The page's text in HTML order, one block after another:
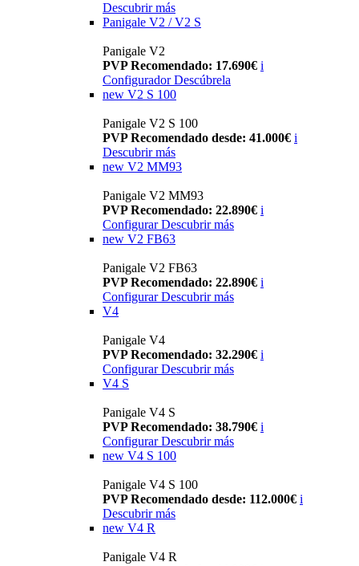
Descubrir más
Panigale V2 / V2 S
Panigale V2
PVP Recomendado: 17.690€ i
Configurador Descúbrela
new V2 S 100
Panigale V2 S 100
PVP Recomendado desde: 41.000€ i
Descubrir más
new V2 MM93
Panigale V2 MM93
PVP Recomendado: 22.890€ i
Configurar Descubrir más
new V2 FB63
Panigale V2 FB63
PVP Recomendado: 22.890€ i
Configurar Descubrir más
V4
Panigale V4
PVP Recomendado: 32.290€ i
Configurar Descubrir más
V4 S
Panigale V4 S
PVP Recomendado: 38.790€ i
Configurar Descubrir más
new V4 S 100
Panigale V4 S 100
PVP Recomendado desde: 112.000€ i
Descubrir más
new V4 R
Panigale V4 R